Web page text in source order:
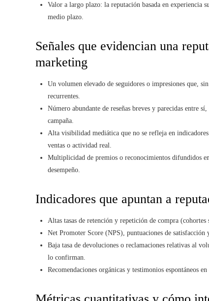
Valor a largo plazo: la reputación basada en experiencia
medio plazo.
Señales que evidencian una
marketing
Un volumen elevado de seguidores o impresiones que,
recurrentes.
Número abundante de reseñas breves y parecidas entre
campaña.
Alta visibilidad mediática que no se refleja en
ventas o actividad real.
Multiplicidad de premios o reconocimientos difundidos
desempeño.
Indicadores que apuntan a
Altas tasas de retención y repetición de compra (cohortes
Net Promoter Score (NPS), puntuaciones de satisfacción
Baja tasa de devoluciones o reclamaciones relativas al
lo confirman.
Recomendaciones orgánicas y testimonios espontáneos